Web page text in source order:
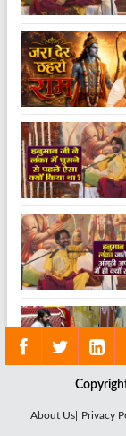
About Us| Privacy